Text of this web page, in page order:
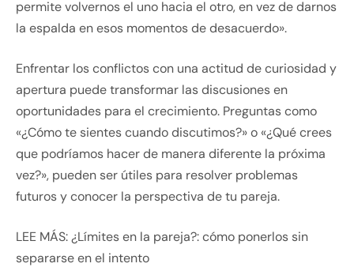
permite volvernos el uno hacia el otro, en vez de darnos
la espalda en esos momentos de desacuerdo».
Enfrentar los conflictos con una actitud de curiosidad y
apertura puede transformar las discusiones en
oportunidades para el crecimiento. Preguntas como
«¿Cómo te sientes cuando discutimos?» o «¿Qué crees
que podríamos hacer de manera diferente la próxima
vez?», pueden ser útiles para resolver problemas
futuros y conocer la perspectiva de tu pareja.
LEE MÁS: ¿Límites en la pareja?: cómo ponerlos sin
separarse en el intento